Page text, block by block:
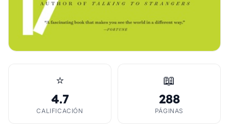
⭐
4.7
CALIFICACIÓN
📖
288
PÁGINAS